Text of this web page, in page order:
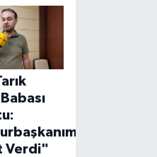
Verdi"